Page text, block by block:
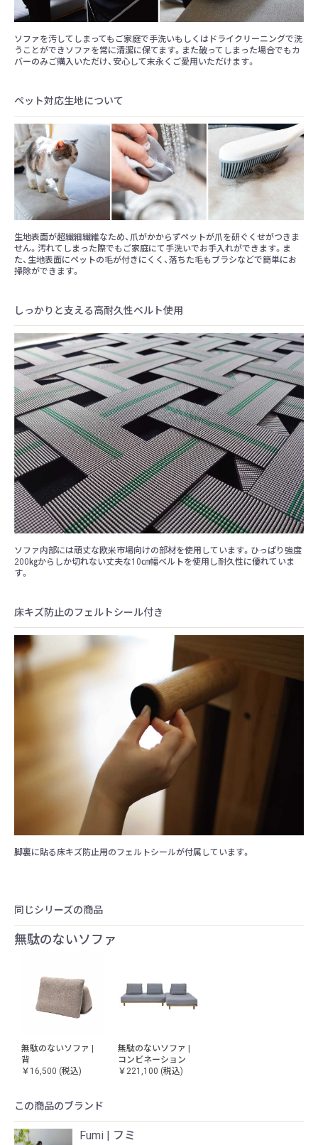
ソファを汚してしまってもご家庭で手洗いもしくはドライクリーニングで洗
うことができソファを常に清潔に保てます。また破ってしまった場合でもカ
バーのみご購入いただけ、安心して末永くご愛用いただけます。
ペット対応生地について
生地表面が超繊細繊維なため、爪がかからずペットが爪を研ぐくせがつきま
せん。汚れてしまった際でもご家庭にて手洗いでお手入れができます。ま
た、生地表面にペットの毛が付きにくく、落ちた毛もブラシなどで簡単にお
掃除ができます。
しっかりと支える高耐久性ベルト使用
ソファ内部には頑丈な欧米市場向けの部材を使用しています。ひっぱり強度
200㎏からしか切れない丈夫な10㎝幅ベルトを使用し耐久性に優れていま
す。
床キズ防止のフェルトシール付き
脚裏に貼る床キズ防止用のフェルトシールが付属しています。
同じシリーズの商品
無駄のないソファ
無駄のないソファ |
背
￥16,500 (税込)
無駄のないソファ |
コンビネーション
￥221,100 (税込)
この商品のブランド
Fumi | フミ